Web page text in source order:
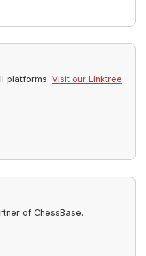
platforms. Visit our Linktree
of ChessBase.